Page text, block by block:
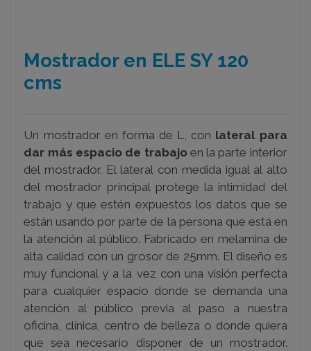
Mostrador en ELE SY 120
cms
Un mostrador en forma de L, con lateral para
dar más espacio de trabajoen la parte interior
del mostrador. El lateral con medida igual al alto
del mostrador principal protege la intimidad del
trabajo y que estén expuestos los datos que se
están usando por parte de la persona que está en
la atención al público. Fabricado en melamina de
alta calidad con un grosor de 25mm. El diseño es
muy funcional y a la vez con una visión perfecta
para cualquier espacio donde se demanda una
atención al público previa al paso a nuestra
oficina, clínica, centro de belleza o donde quiera
que sea necesario disponer de un mostrador.